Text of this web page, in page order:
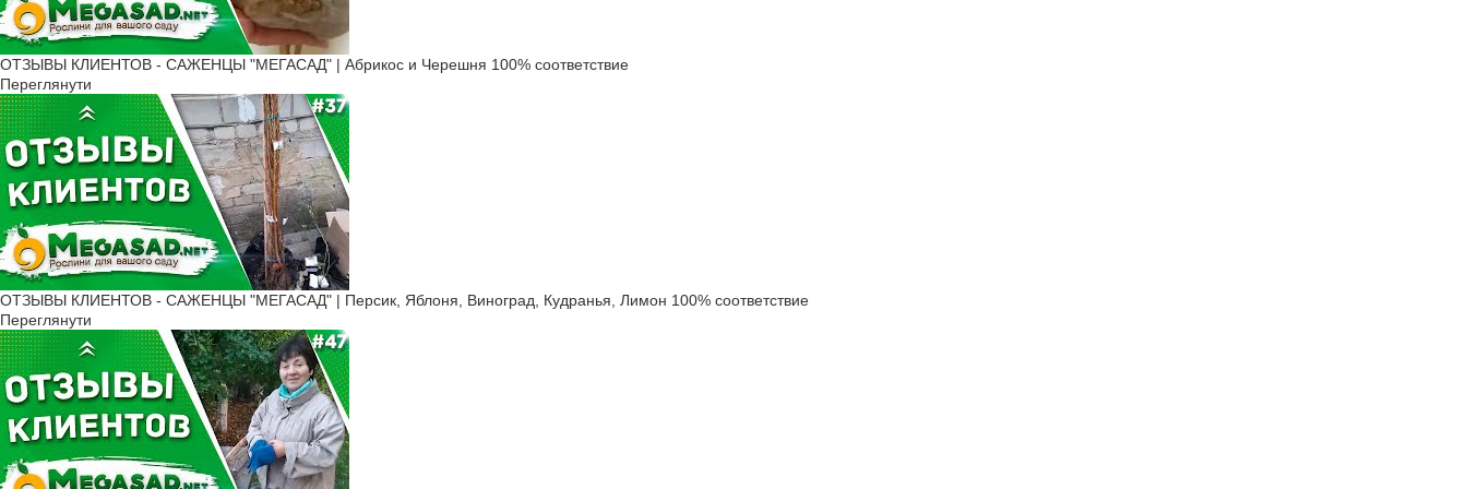
ОТЗЫВЫ КЛИЕНТОВ - САЖЕНЦЫ "МЕГАСАД" | Абрикос и Черешня 100% соответствие
Переглянути
ОТЗЫВЫ КЛИЕНТОВ - САЖЕНЦЫ "МЕГАСАД" | Персик, Яблоня, Виноград, Кудранья, Лимон 100% соответствие
Переглянути